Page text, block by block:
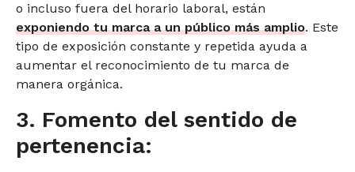
o incluso fuera del horario laboral, están
exponiendo tu marca a un público más amplio. Este
tipo de exposición constante y repetida ayuda a
aumentar el reconocimiento de tu marca de
manera orgánica.
3. Fomento del sentido de
pertenencia: